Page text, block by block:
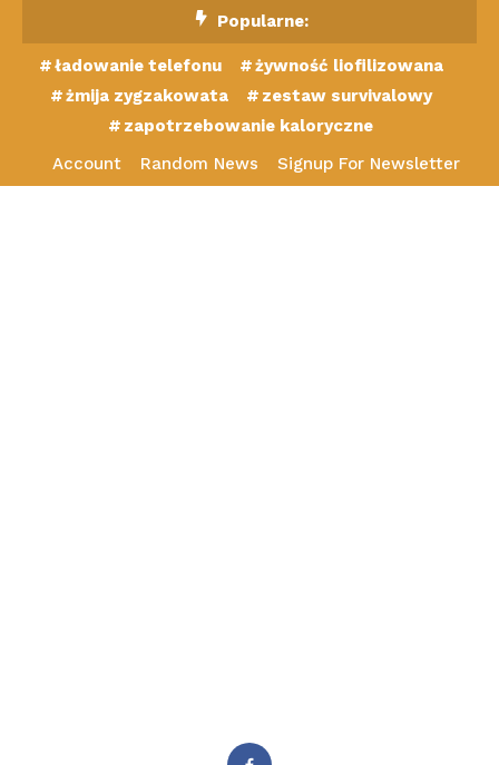
Content
Popularne:
ładowanie telefonu
żywność liofilizowana
żmija zygzakowata
zestaw survivalowy
zapotrzebowanie kaloryczne
Account
Random News Signup For Newsletter